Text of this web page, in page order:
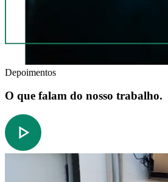
Depoimentos
O que falam do nosso trabalho.